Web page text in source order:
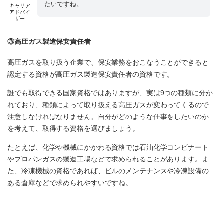
キャリア
アドバイ
ザー
たいですね。
③高圧ガス製造保安責任者
高圧ガスを取り扱う企業で、保安業務をおこなうことができると
認定する資格が高圧ガス製造保安責任者の資格です。
誰でも取得できる国家資格ではありますが、実は9つの種類に分か
れており、種類によって取り扱える高圧ガスが変わってくるので
注意しなければなりません。自分がどのような仕事をしたいのか
を考えて、取得する資格を選びましょう。
たとえば、化学や機械にかかわる資格では石油化学コンビナート
やプロパンガスの製造工場などで求められることがあります。ま
た、冷凍機械の資格であれば、ビルのメンテナンスや冷凍設備の
ある倉庫などで求められやすいですね。